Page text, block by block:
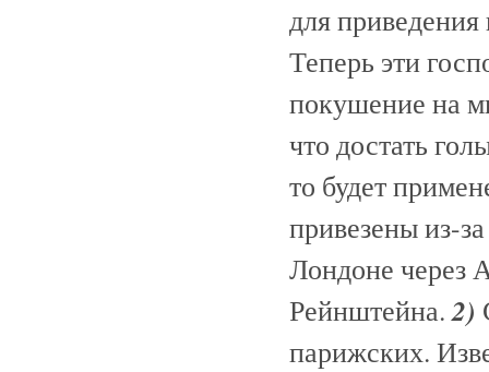
для
Теперь эти
покушение на
что достать
то будет
привезены из-
Лондоне через
Рейнштейна.2)
парижских.